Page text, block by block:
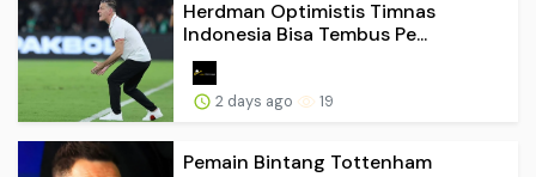
Herdman Optimistis Timnas
Indonesia Bisa Tembus Pe...
2 days ago 19
Pemain Bintang Tottenham